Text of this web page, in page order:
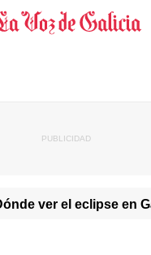
ver el eclipse en